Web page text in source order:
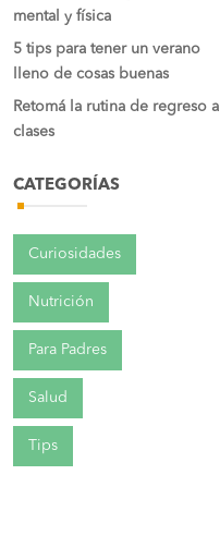
mental y física
5 tips para tener un verano
lleno de cosas buenas
Retomá la rutina de regreso a
clases
CATEGORÍAS
Curiosidades
Nutrición
Para Padres
Salud
Tips